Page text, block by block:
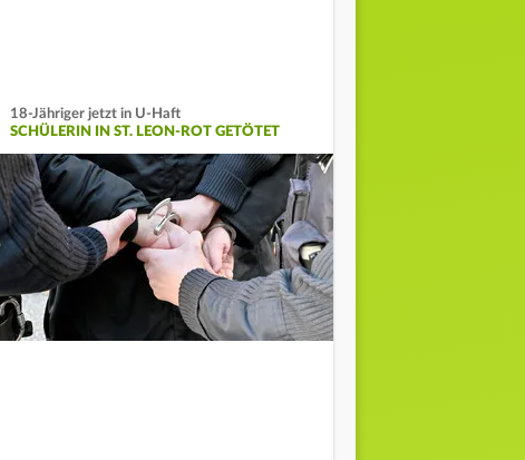
18-Jähriger jetzt in U-Haft
SCHÜLERIN IN ST. LEON-ROT GETÖTET